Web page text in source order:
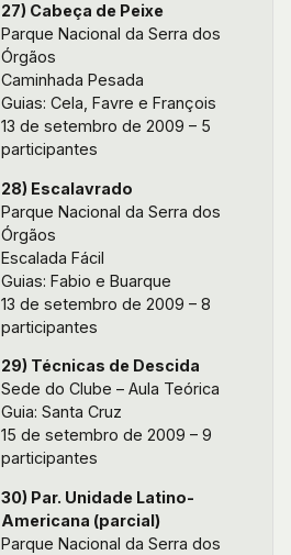
27) Cabeça de Peixe
Parque Nacional da Serra dos
Órgãos
Caminhada Pesada
Guias: Cela, Favre e François
13 de setembro de 2009 – 5
participantes
28) Escalavrado
Parque Nacional da Serra dos
Órgãos
Escalada Fácil
Guias: Fabio e Buarque
13 de setembro de 2009 – 8
participantes
29) Técnicas de Descida
Sede do Clube – Aula Teórica
Guia: Santa Cruz
15 de setembro de 2009 – 9
participantes
30) Par. Unidade Latino-
Americana (parcial)
Parque Nacional da Serra dos